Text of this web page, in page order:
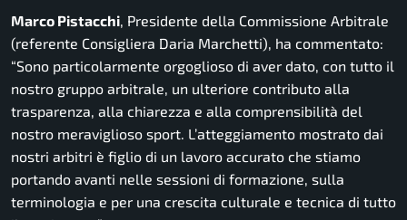
Marco Pistacchi, Presidente della Commissione Arbitrale
(referente Consigliera Daria Marchetti), ha commentato:
“Sono particolarmente orgoglioso di aver dato, con tutto il
nostro gruppo arbitrale, un ulteriore contributo alla
trasparenza, alla chiarezza e alla comprensibilità del
nostro meraviglioso sport. L’atteggiamento mostrato dai
nostri arbitri è figlio di un lavoro accurato che stiamo
portando avanti nelle sessioni di formazione, sulla
terminologia e per una crescita culturale e tecnica di tutto